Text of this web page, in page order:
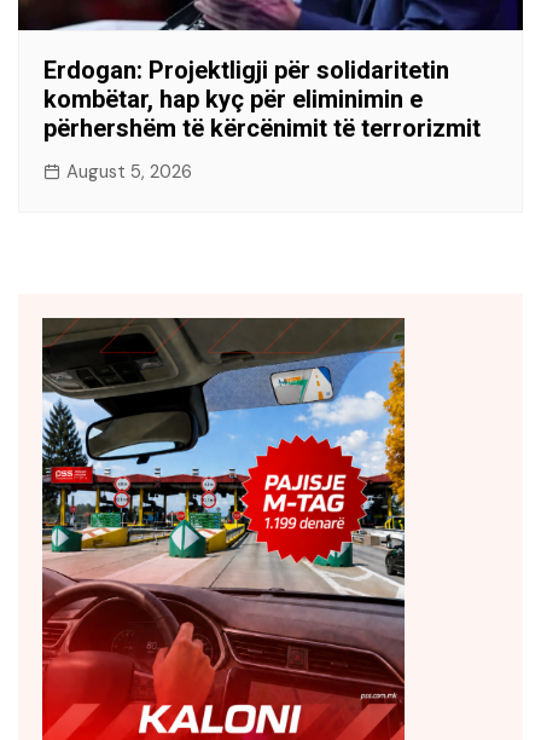
Erdogan: Projektligji për solidaritetin
kombëtar, hap kyç për eliminimin e
përhershëm të kërcënimit të terrorizmit
August 5, 2026